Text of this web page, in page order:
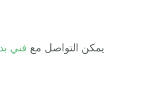
يمكن التواصل مع فني